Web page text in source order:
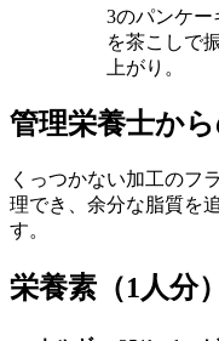
3のパンケ
を茶こしで
上がり。
管理栄養士か
くっつかない加工のフ
理でき、余分な脂質を
す。
栄養素 （1人分）